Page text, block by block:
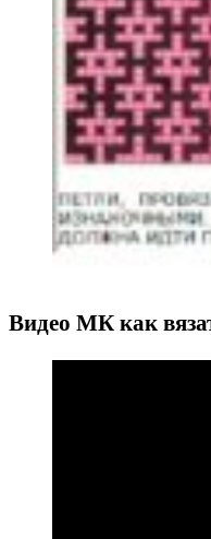
Видео МК как